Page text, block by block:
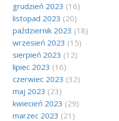
grudzień 2023 (16)
listopad 2023 (20)
październik 2023 (18)
wrzesień 2023 (15)
sierpień 2023 (12)
lipiec 2023 (16)
czerwiec 2023 (32)
maj 2023 (23)
kwiecień 2023 (29)
marzec 2023 (21)